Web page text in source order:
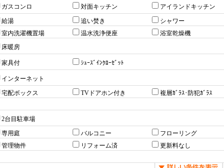
ガスコンロ 対面キッチン アイランドキッチン
給湯 追い焚き
シャワー
室内洗濯機置場 温水洗浄便座 浴室乾燥機
床暖房
家具付 ｼｭｰｽﾞｲﾝｸﾛｰｾﾞｯﾄ
インターネット
宅配ボックス TVドアホン付き
複層ｶﾞﾗｽ･防犯ｶﾞﾗｽ
2台目駐車場
専用庭 バルコニー
フローリング
管理物件 リフォーム済
更新料なし